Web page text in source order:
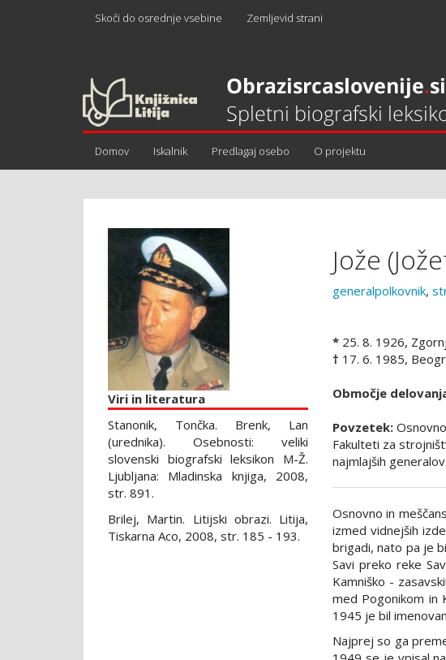
Skoči do osrednje vsebine Zemljevid strani
Domov Iskalnik Predlagaj osebo O projektu
Viri in literatura
Stanonik, Tončka. Brenk, Lan
(urednika). Osebnosti: veliki
slovenski biografski leksikon M-Ž.
Ljubljana: Mladinska knjiga, 2008,
str. 891.
Brilej, Martin. Litijski obrazi. Litija,
Tiskarna Aco, 2008, str. 185 - 193.
Jože
generalpolkovnik,
* 25. 8. 1926,
† 17. 6. 1985,
Območje
Povzetek:
Fakulteti za
najmlajših generalov.
Osnovno in
izmed vidnejših
brigadi, nato pa je
Savi preko reke
Kamniško -
med Pogonikom in
1945 je bil
Najprej so ga